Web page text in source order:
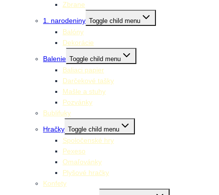
Zbrane
1. narodeniny Toggle child menu
Balóny
Dekorácie
Balenie Toggle child menu
Baliaci papier
Darčekové tašky
Mašle a stuhy
Pozvánky
Bublifuky
Hračky Toggle child menu
Spoločenské hry
Pexeso
Omaľovánky
Plyšové hračky
Konfety